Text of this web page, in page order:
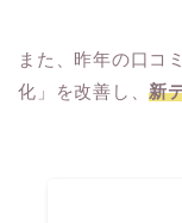
また、昨年の口コ
化」を改善し、新